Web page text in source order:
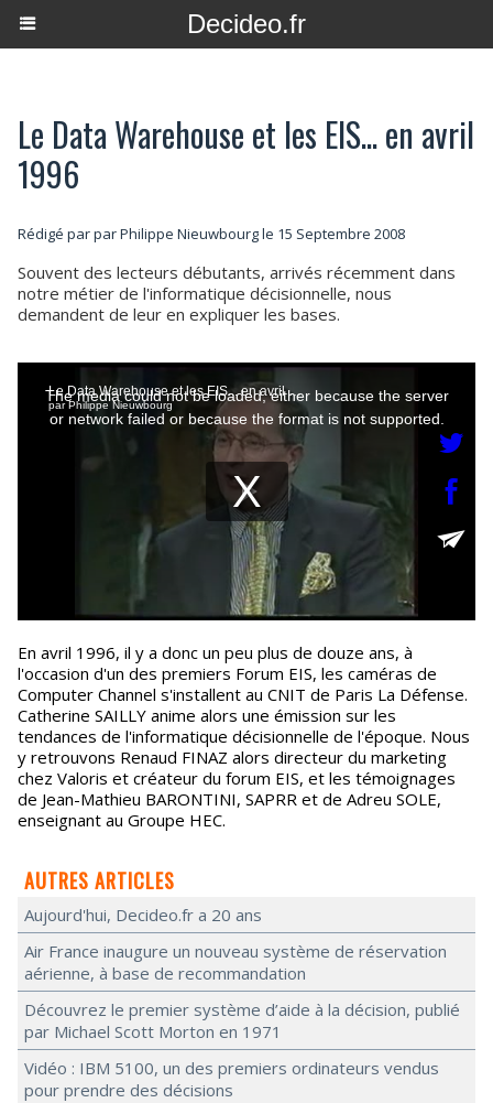
Decideo.fr
Le Data Warehouse et les EIS... en avril
1996
Rédigé par par Philippe Nieuwbourg le 15 Septembre 2008
Souvent des lecteurs débutants, arrivés récemment dans
notre métier de l'informatique décisionnelle, nous
demandent de leur en expliquer les bases.
En avril 1996, il y a donc un peu plus de douze ans, à
l'occasion d'un des premiers Forum EIS, les caméras de
Computer Channel s'installent au CNIT de Paris La Défense.
Catherine SAILLY anime alors une émission sur les
tendances de l'informatique décisionnelle de l'époque. Nous
y retrouvons Renaud FINAZ alors directeur du marketing
chez Valoris et créateur du forum EIS, et les témoignages
de Jean-Mathieu BARONTINI, SAPRR et de Adreu SOLE,
enseignant au Groupe HEC.
AUTRES ARTICLES
Aujourd'hui, Decideo.fr a 20 ans
Air France inaugure un nouveau système de réservation
aérienne, à base de recommandation
Découvrez le premier système d’aide à la décision, publié
par Michael Scott Morton en 1971
Vidéo : IBM 5100, un des premiers ordinateurs vendus
pour prendre des décisions